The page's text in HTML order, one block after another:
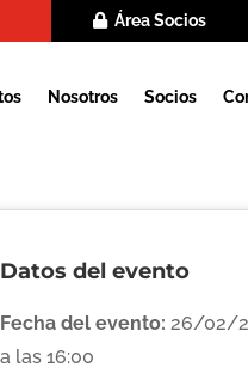
Área Socios
Nosotros Socios
Datos del evento
Fecha del evento: 26/02/
a las 16:00